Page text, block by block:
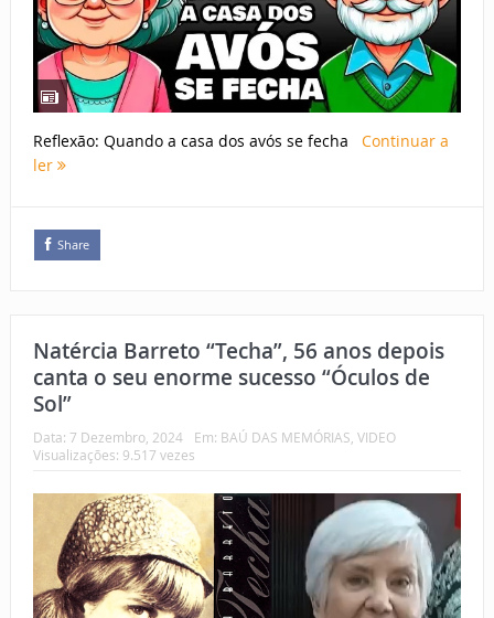
Reflexão: Quando a casa dos avós se fecha Continuar a
ler
Share
Natércia Barreto “Techa”, 56 anos depois
canta o seu enorme sucesso “Óculos de
Sol”
Data: 7 Dezembro, 2024 Em: BAÚ DAS MEMÓRIAS, VIDEO
Visualizações: 9.517 vezes